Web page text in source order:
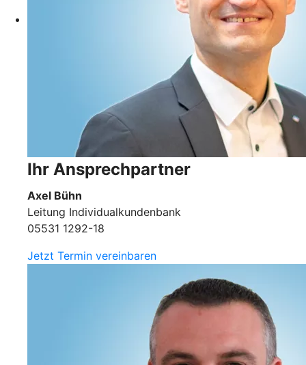
Ihr Ansprechpartner
Axel Bühn
Leitung Individualkundenbank
05531 1292-18
Jetzt Termin vereinbaren